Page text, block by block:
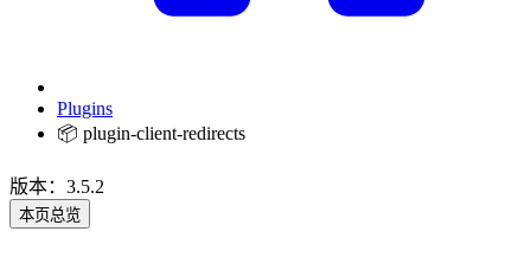
Plugins
📦 plugin-client-redirects
版本：3.5.2
本页总览